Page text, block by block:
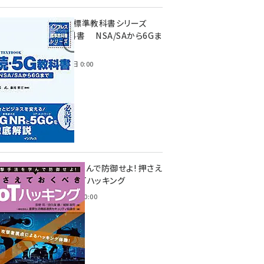
インプレス標準教科書シリーズ
続・5G教科書 NSA/SAから6Gま
2023年4月3日 0:00
攻撃手法を学んで防御せよ! 押さえ
ておくべきIoTハッキング
2022年6月14日 0:00